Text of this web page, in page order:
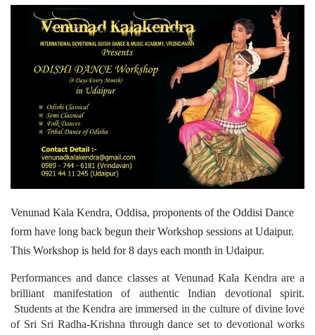
Venunad Kala Kendra, Oddisa, proponents of the Oddisi Dance
form have long back begun their Workshop sessions at Udaipur.
This Workshop is held for 8 days each month in Udaipur.
Performances and dance classes at Venunad Kala Kendra are a
brilliant manifestation of authentic Indian devotional spirit.
Students at the Kendra are immersed in the culture of divine love
of Sri Sri Radha-Krishna through dance set to devotional works